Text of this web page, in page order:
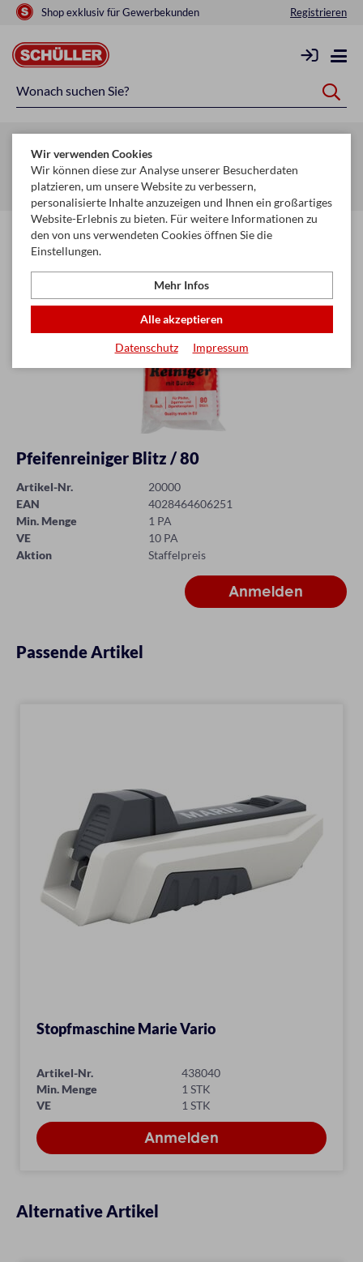
Shop exklusiv für Gewerbekunden Registrieren
Startseite Raucherbedarf
Raucherzubehör
(Wasser-) Pfeifen & Zubehör
Pfeifenreiniger Blitz / 80
Artikel-Nr.
20000
EAN
4028464606251
Min. Menge
1 PA
VE
10 PA
Aktion
Staffelpreis
Passende Artikel
Stopfmaschine Marie Vario
Artikel-Nr.
438040
Min. Menge
1 STK
VE
1 STK
Alternative Artikel
Wir verwenden Cookies
Wir können diese zur Analyse unserer Besucherdaten
platzieren, um unsere Website zu verbessern,
personalisierte Inhalte anzuzeigen und Ihnen ein großartiges
Website-Erlebnis zu bieten. Für weitere Informationen zu
den von uns verwendeten Cookies öffnen Sie die
Einstellungen.
Mehr Infos
Alle akzeptieren
Datenschutz Impressum